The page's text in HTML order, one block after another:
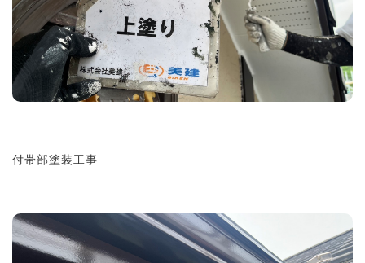
付帯部塗装工事